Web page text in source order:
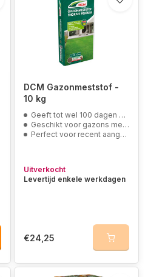
DCM Gazonmeststof -
10 kg
Geeft tot wel 100 dagen voeding
Geschikt voor gazons met een robotmaaier
Perfect voor recent aangelegde of bestaande gazons
Uitverkocht
Levertijd enkele werkdagen
€24,25